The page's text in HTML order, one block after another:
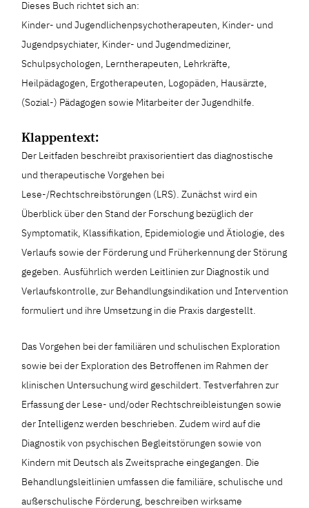
Dieses Buch richtet sich an:
Kinder- und Jugendlichenpsychotherapeuten, Kinder- und
Jugendpsychiater, Kinder- und Jugendmediziner,
Schulpsychologen, Lerntherapeuten, Lehrkräfte,
Heilpädagogen, Ergotherapeuten, Logopäden, Hausärzte,
(Sozial-) Pädagogen sowie Mitarbeiter der Jugendhilfe.
Klappentext:
Der Leitfaden beschreibt praxisorientiert das diagnostische
und therapeutische Vorgehen bei
Lese-/Rechtschreibstörungen (LRS). Zunächst wird ein
Überblick über den Stand der Forschung bezüglich der
Symptomatik, Klassifikation, Epidemiologie und Ätiologie, des
Verlaufs sowie der Förderung und Früherkennung der Störung
gegeben. Ausführlich werden Leitlinien zur Diagnostik und
Verlaufskontrolle, zur Behandlungsindikation und Intervention
formuliert und ihre Umsetzung in die Praxis dargestellt.
Das Vorgehen bei der familiären und schulischen Exploration
sowie bei der Exploration des Betroffenen im Rahmen der
klinischen Untersuchung wird geschildert. Testverfahren zur
Erfassung der Lese- und/oder Rechtschreibleistungen sowie
der Intelligenz werden beschrieben. Zudem wird auf die
Diagnostik von psychischen Begleitstörungen sowie von
Kindern mit Deutsch als Zweitsprache eingegangen. Die
Behandlungsleitlinien umfassen die familiäre, schulische und
außerschulische Förderung, beschreiben wirksame